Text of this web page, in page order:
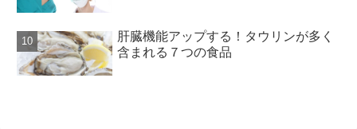
肝臓機能アップする！タウリンが多く
含まれる７つの食品